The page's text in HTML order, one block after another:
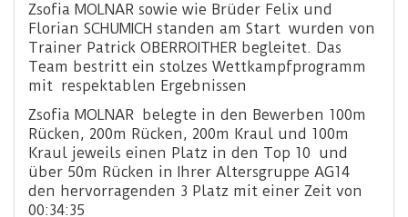
Zsofia MOLNAR sowie wie Brüder Felix und
Florian SCHUMICH standen am Start wurden von
Trainer Patrick OBERROITHER begleitet. Das
Team bestritt ein stolzes Wettkampfprogramm
mit respektablen Ergebnissen
Zsofia MOLNAR belegte in den Bewerben 100m
Rücken, 200m Rücken, 200m Kraul und 100m
Kraul jeweils einen Platz in den Top 10 und
über 50m Rücken in Ihrer Altersgruppe AG14
den hervorragenden 3 Platz mit einer Zeit von
00:34:35